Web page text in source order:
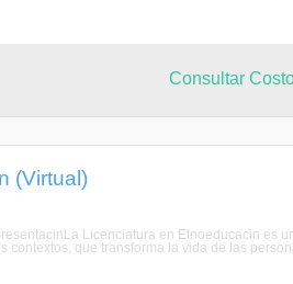
Consultar
(Virtual)
Licenciatura en Etnoeducacin es
contextos, que transforma la vida de las